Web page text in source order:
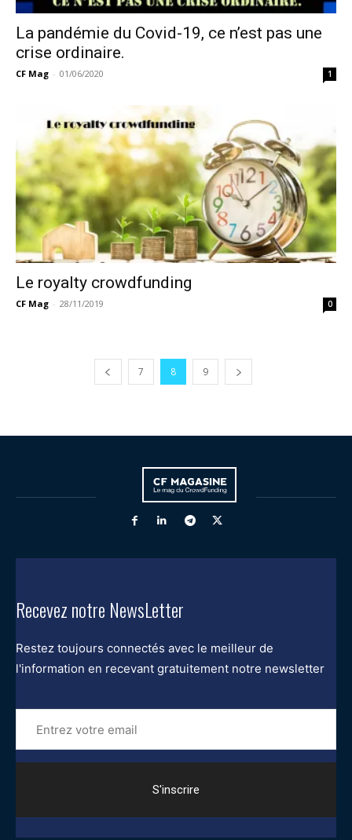
La pandémie du Covid-19, ce n’est pas une
crise ordinaire.
CF Mag - 01/06/2020 1
Le royalty crowdfunding
CF Mag - 28/11/2019 0
7 8 9
Recevez notre NewsLetter
Restez toujours connectés avec le meilleur de
l'information en recevant gratuitement notre newsletter
Entrez
votre
email